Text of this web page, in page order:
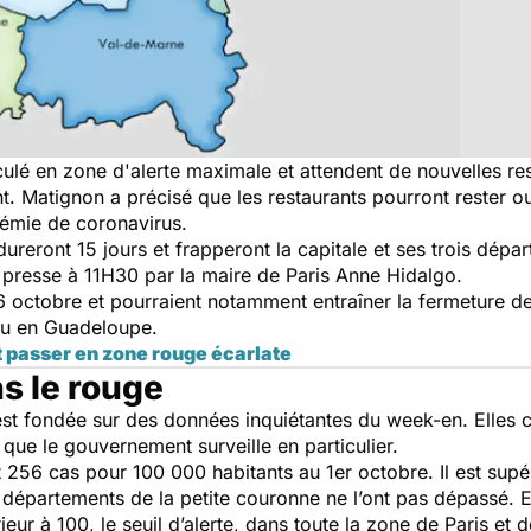
en zone d'alerte maximale et attendent de nouvelles
Matignon a précisé que les restaurants pourront rester
de coronavirus.
15 jours et frapperont la capitale et ses trois
à 11H30 par la maire de Paris Anne Hidalgo.
octobre et pourraient notamment entraîner la fermeture
en Guadeloupe.
en zone rouge écarlate
le rouge
fondée sur des données inquiétantes du week-en. Elles
le gouvernement surveille en particulier.
cas pour 100 000 habitants au 1er octobre. Il est
de la petite couronne ne l’ont pas dépassé.
à 100, le seuil d’alerte, dans toute la zone de Paris et